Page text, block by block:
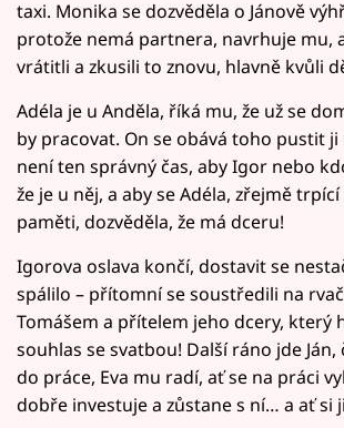
taxi. Monika se dozvěděla o Jánově
protože nemá partnera, navrhuje mu,
vrátitli a zkusili to znovu, hlavně kvůli
Adéla je u Anděla, říká mu, že už se
by pracovat. On se obává toho pustit ji
není ten správný čas, aby Igor nebo
že je u něj, a aby se Adéla, zřejmě
paměti, dozvěděla, že má dceru!
Igorova oslava končí, dostavit se
spálilo – přítomní se soustředili na
Tomášem a přítelem jeho dcery, který
souhlas se svatbou! Další ráno jde
do práce, Eva mu radí, ať se na práci
dobře investuje a zůstane s ní… a ať si